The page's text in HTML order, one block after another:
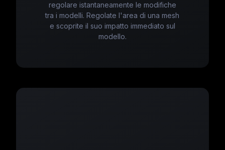
regolare istantaneamente le modifiche
tra i modelli. Regolate l'area di una mesh
e scoprite il suo impatto immediato sul
modello.